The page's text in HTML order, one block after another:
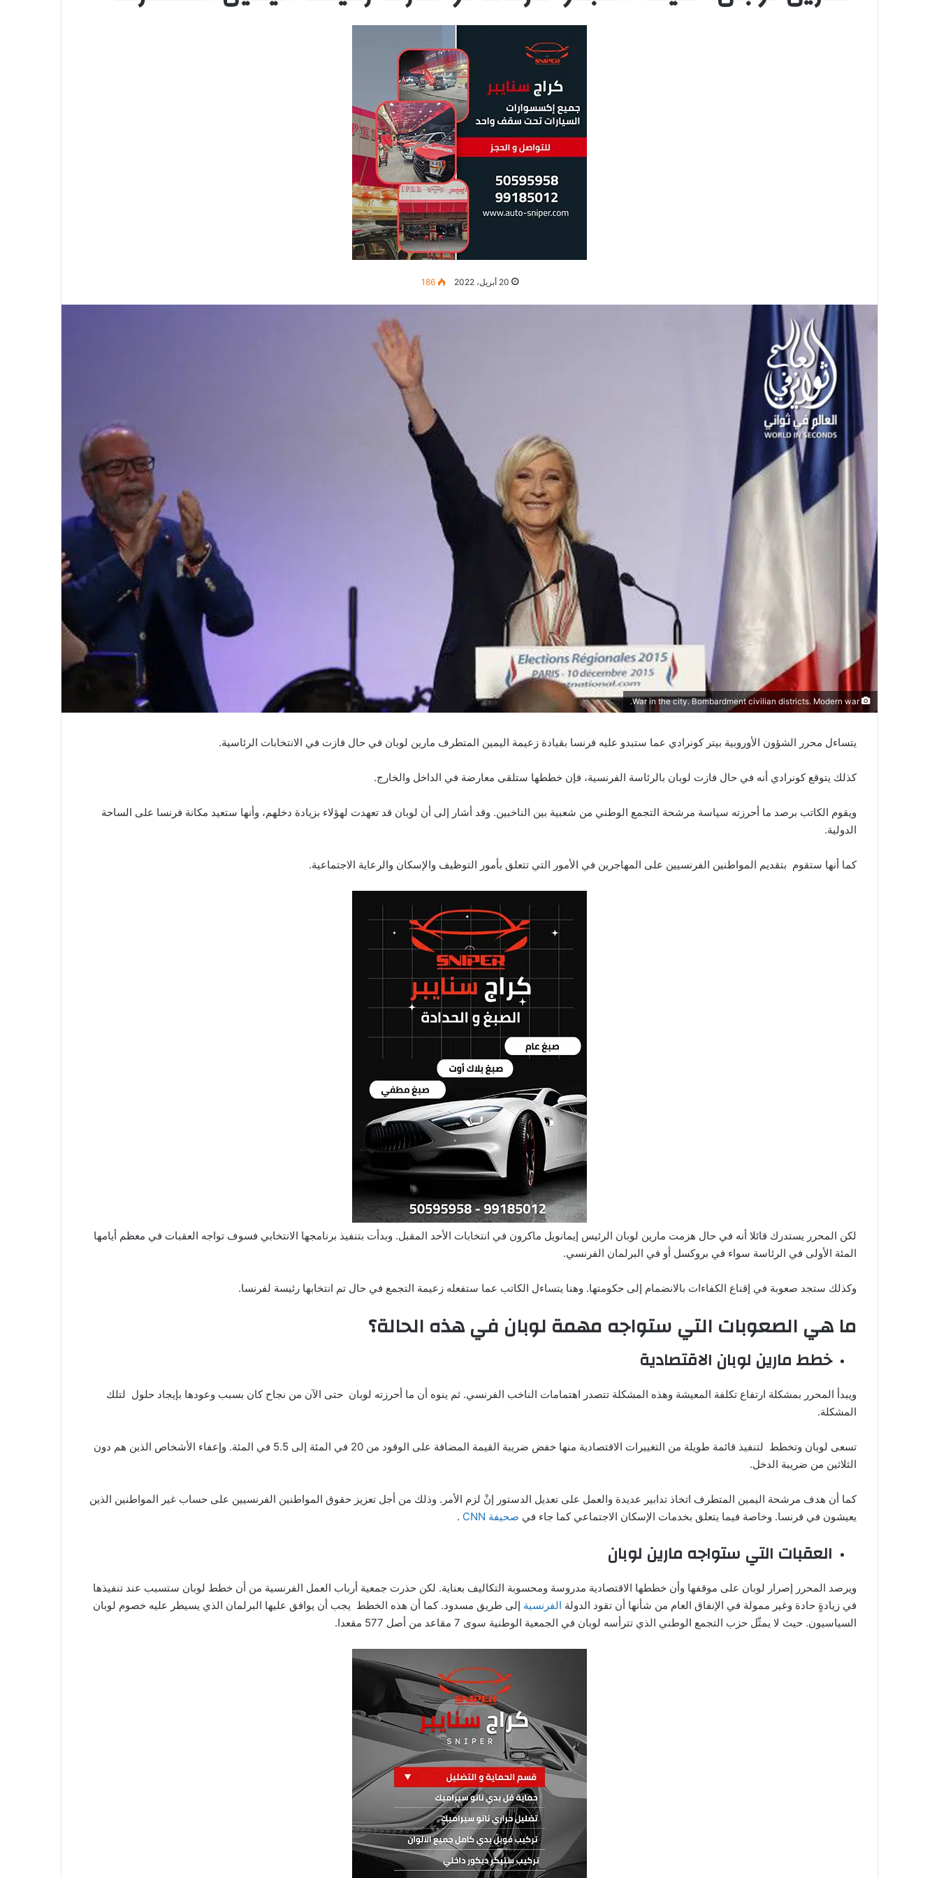
20 أبريل، 2022 186
يتساءل محرر الشؤون الأوروبية بيتر كونرادي عما ستبدو عليه فرنسا بقيادة زعيمة اليمين المتطرف مارين لوبان في حال فازت في الانتخابات الرئاسية.
كذلك يتوقع كونرادي أنه في حال فازت لوبان بالرئاسة الفرنسية، فإن خططها ستلقى معارضة في الداخل والخارج.
ويقوم الكاتب برصد ما أحرزته سياسة مرشحة التجمع الوطني من شعبية بين الناخبين. وقد أشار إلى أن لوبان قد تعهدت لهؤلاء بزيادة دخلهم، وأنها ستعيد مكانة فرنسا على الساحة
الدولية.
كما أنها ستقوم بتقديم المواطنين الفرنسيين على المهاجرين في الأمور التي تتعلق بأمور التوظيف والإسكان والرعاية الاجتماعية.
لكن المحرر يستدرك قائلا أنه في حال هزمت مارين لوبان الرئيس إيمانويل ماكرون في انتخابات الأحد المقبل. وبدأت بتنفيذ برنامجها الانتخابي فسوف تواجه العقبات في معظم أيامها
المئة الأولى في الرئاسة سواء في بروكسل أو في البرلمان الفرنسي.
وكذلك ستجد صعوبة في إقناع الكفاءات بالانضمام إلى حكومتها. وهنا يتساءل الكاتب عما ستفعله زعيمة التجمع في حال تم انتخابها رئيسة لفرنسا.
ما هي الصعوبات التي ستواجه مهمة لوبان في هذه الحالة؟
خطط مارين لوبان الاقتصادية
ويبدأ المحرر بمشكلة ارتفاع تكلفة المعيشة وهذه المشكلة تتصدر اهتمامات الناخب الفرنسي. ثم ينوه أن ما أحرزته لوبان حتى الآن من نجاح كان بسبب وعودها بإيجاد حلول لتلك
المشكلة.
تسعى لوبان وتخطط لتنفيذ قائمة طويلة من التغييرات الاقتصادية منها خفض ضريبة القيمة المضافة على الوقود من 20 في المئة إلى 5.5 في المئة. وإعفاء الأشخاص الذين هم دون
الثلاثين من ضريبة الدخل.
كما أن هدف مرشحة اليمين المتطرف اتخاذ تدابير عديدة والعمل على تعديل الدستور إنْ لزم الأمر. وذلك من أجل تعزيز حقوق المواطنين الفرنسيين على حساب غير المواطنين الذين
يعيشون في فرنسا. وخاصة فيما يتعلق بخدمات الإسكان الاجتماعي كما جاء في صحيفة CNN .
العقبات التي ستواجه مارين لوبان
ويرصد المحرر إصرار لوبان على موقفها وأن خططها الاقتصادية مدروسة ومحسوبة التكاليف بعناية. لكن حذرت جمعية أرباب العمل الفرنسية من أن خطط لوبان ستسبب عند تنفيذها
في زيادةٍ حادة وغير ممولة في الإنفاق العام من شأنها أن تقود الدولة الفرنسية إلى طريق مسدود. كما أن هذه الخطط يجب أن يوافق عليها البرلمان الذي يسيطر عليه خصوم لوبان
السياسيون. حيث لا يمثّل حزب التجمع الوطني الذي تترأسه لوبان في الجمعية الوطنية سوى 7 مقاعد من أصل 577 مقعدا.